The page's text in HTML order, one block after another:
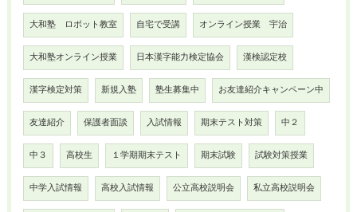
大和塾 ロボット教室 自宅で受講 オンライン授業 宇治
大和塾オンライン授業 日本漢字能力検定協会 漢検認定校
漢字検定対策 新規入塾 塾生募集中 お友達紹介キャンペーン中
友達紹介 保護者面談 入試情報 期末テスト対策 中２
中３ 高校生 １学期期末テスト 期末試験 試験対策授業
中学入試情報 高校入試情報 公立高校説明会 私立高校説明会